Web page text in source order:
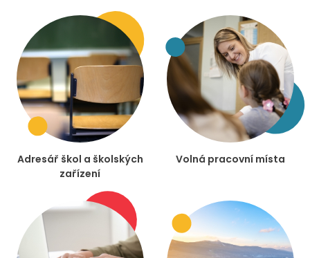
Adresář škol a školských
zařízení
Volná pracovní místa